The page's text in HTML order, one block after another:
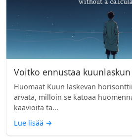
Voitko ennustaa
Huomaat Kuun laskevan
arvata, milloin se katoaa
kaavioita ta...
Lue lisää →